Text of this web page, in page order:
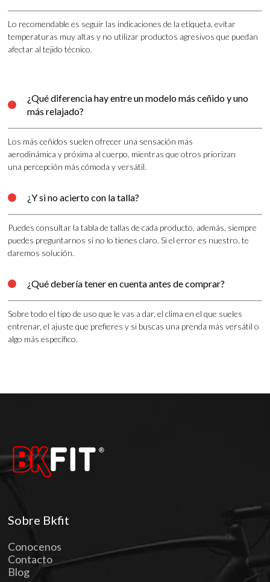
Lo recomendable es seguir las indicaciones de la etiqueta, evitar
temperaturas muy altas y no utilizar productos agresivos que puedan
afectar al tejido técnico.

¿Qué diferencia hay entre un modelo más ceñido y uno
más relajado?
Los más ceñidos suelen ofrecer una sensación más
aerodinámica y próxima al cuerpo, mientras que otros priorizan
una percepción más cómoda y versátil.
 ¿Y si no acierto con la talla?
Puedes consultar la tabla de tallas de cada producto, además, siempre
puedes preguntarnos si no lo tienes claro. Si el error es nuestro, te
daremos solución.
 ¿Qué debería tener en cuenta antes de comprar?
Sobre todo el tipo de uso que le vas a dar, el clima en el que sueles
entrenar, el ajuste que prefieres y si buscas una prenda más versátil o
algo más específico.
Sobre Bkfit
Conocenos
Contacto
Blog